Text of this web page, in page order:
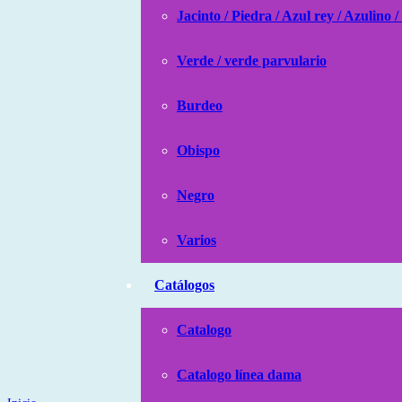
Jacinto / Piedra / Azul rey / Azulino /
Verde / verde parvulario
Burdeo
Obispo
Negro
Varios
Catálogos
Catalogo
Catalogo línea dama